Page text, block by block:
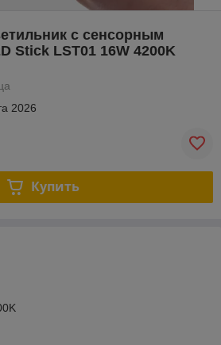
с сенсорным
Stick LST01 16W 4200K
2026
Купить